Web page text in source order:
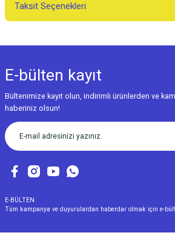
Taksit Seçenekleri
E-bülten kayıt
Bültenimize kayıt olun, indirimli ürünlerden ve
haberiniz olsun!
E-BÜLTEN
Tüm kampanya ve duyurulardan haberdar olmak için e-